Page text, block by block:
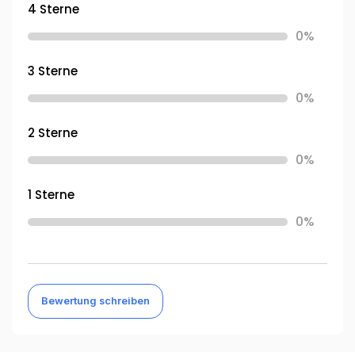
4 Sterne
0%
3 Sterne
0%
2 Sterne
0%
1 Sterne
0%
Bewertung schreiben